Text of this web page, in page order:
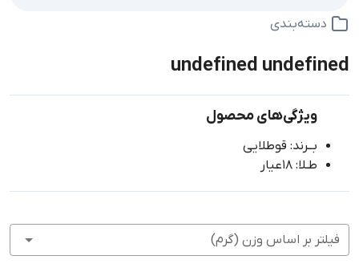
دسته‌بندی
undefined undefined
ویژگی‌های محصول
بــرند: قوطلایی
طـلا: 18عیار
فیلتر بر اساس وزن (گرم)